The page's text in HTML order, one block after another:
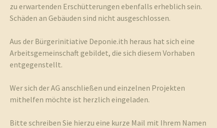
zu erwartenden Erschütterungen ebenfalls erheblich sein.
Schäden an Gebäuden sind nicht ausgeschlossen.
Aus der Bürgerinitiative Deponie.ith heraus hat sich eine
Arbeitsgemeinschaft gebildet, die sich diesem Vorhaben
entgegenstellt.
Wer sich der AG anschließen und einzelnen Projekten
mithelfen möchte ist herzlich eingeladen.
Bitte schreiben Sie hierzu eine kurze Mail mit Ihrem Namen